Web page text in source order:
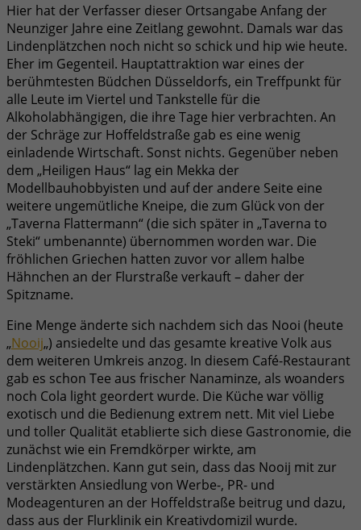
Hier hat der Verfasser dieser Ortsangabe Anfang der
Neunziger Jahre eine Zeitlang gewohnt. Damals war das
Lindenplätzchen noch nicht so schick und hip wie heute.
Eher im Gegenteil. Hauptattraktion war eines der
berühmtesten Büdchen Düsseldorfs, ein Treffpunkt für
alle Leute im Viertel und Tankstelle für die
Alkoholabhängigen, die ihre Tage hier verbrachten. An
der Schräge zur Hoffeldstraße gab es eine wenig
einladende Wirtschaft. Sonst nichts. Gegenüber neben
dem „Heiligen Haus“ lag ein Mekka der
Modellbauhobbyisten und auf der andere Seite eine
weitere ungemütliche Kneipe, die zum Glück von der
„Taverna Flattermann“ (die sich später in „Taverna to
Steki“ umbenannte) übernommen worden war. Die
fröhlichen Griechen hatten zuvor vor allem halbe
Hähnchen an der Flurstraße verkauft – daher der
Spitzname.
Eine Menge änderte sich nachdem sich das Nooi (heute
„Nooij„) ansiedelte und das gesamte kreative Volk aus
dem weiteren Umkreis anzog. In diesem Café-Restaurant
gab es schon Tee aus frischer Nanaminze, als woanders
noch Cola light geordert wurde. Die Küche war völlig
exotisch und die Bedienung extrem nett. Mit viel Liebe
und toller Qualität etablierte sich diese Gastronomie, die
zunächst wie ein Fremdkörper wirkte, am
Lindenplätzchen. Kann gut sein, dass das Nooij mit zur
verstärkten Ansiedlung von Werbe-, PR- und
Modeagenturen an der Hoffeldstraße beitrug und dazu,
dass aus der Flurklinik ein Kreativdomizil wurde.